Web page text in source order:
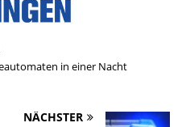
in einer Nacht
NÄCHSTER